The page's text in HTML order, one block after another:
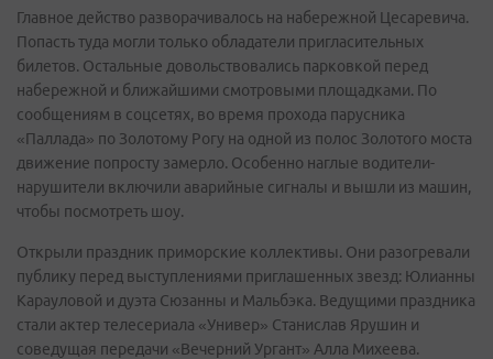
Главное действо разворачивалось на набережной Цесаревича.
Попасть туда могли только обладатели пригласительных
билетов. Остальные довольствовались парковкой перед
набережной и ближайшими смотровыми площадками. По
сообщениям в соцсетях, во время прохода парусника
«Паллада» по Золотому Рогу на одной из полос Золотого моста
движение попросту замерло. Особенно наглые водители-
нарушители включили аварийные сигналы и вышли из машин,
чтобы посмотреть шоу.
Открыли праздник приморские коллективы. Они разогревали
публику перед выступлениями приглашенных звезд: Юлианны
Карауловой и дуэта Сюзанны и Мальбэка. Ведущими праздника
стали актер телесериала «Универ» Станислав Ярушин и
соведущая передачи «Вечерний Ургант» Алла Михеева.